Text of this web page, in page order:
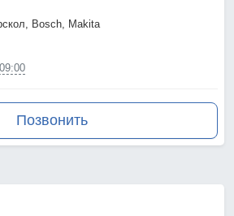
Bosch, Makita
Позвонить